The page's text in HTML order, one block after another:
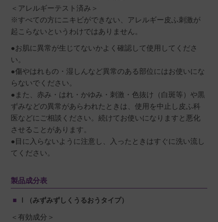
＜アレルギーテスト済み＞
※すべての方にニキビができない、アレルギー皮ふ刺激が
起こらないというわけではありません。
●お肌に異常が生じてないかよく確認して使用してくださ
い。
●傷やはれもの・湿しんなど異常のある部位にはお使いにな
らないでください。
●また、赤み・はれ・かゆみ・刺激・色抜け（白斑等）や黒
ずみなどの異常があらわれたときは、使用を中止し皮ふ科
医などにご相談ください。続けてお使いになりますと悪化
させることがあります。
●目に入らないように注意し、入ったときはすぐに洗い流し
てください。
製品成分表
Ⅰ（みずみずしくうるおうタイプ）
＜有効成分＞